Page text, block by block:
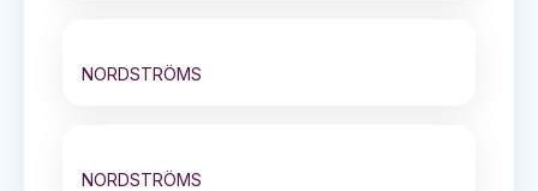
NORDSTRÖMS
NORDSTRÖMS